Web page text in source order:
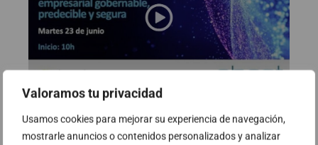
Valoramos tu privacidad
Usamos cookies para mejorar su experiencia de navegación,
mostrarle anuncios o contenidos personalizados y analizar
Webinar: AI Observability. El camí